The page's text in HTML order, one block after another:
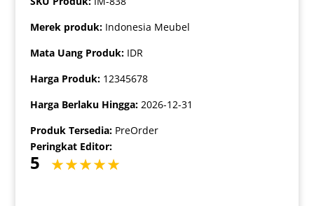
Merek produk: Indonesia Meubel
Mata Uang Produk: IDR
Harga Produk: 12345678
Harga Berlaku Hingga: 2026-12-31
Produk Tersedia: PreOrder
Peringkat Editor:
5